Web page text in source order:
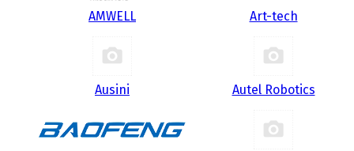
AMWELL Art-tech
Ausini Autel Robotics